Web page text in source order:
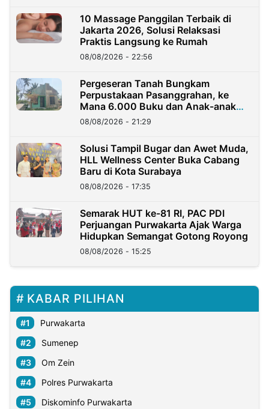
10 Massage Panggilan Terbaik di
Jakarta 2026, Solusi Relaksasi
Praktis Langsung ke Rumah
08/08/2026 - 22:56
Pergeseran Tanah Bungkam
Perpustakaan Pasanggrahan, ke
Mana 6.000 Buku dan Anak-anak
Kini?
08/08/2026 - 21:29
Solusi Tampil Bugar dan Awet Muda,
HLL Wellness Center Buka Cabang
Baru di Kota Surabaya
08/08/2026 - 17:35
Semarak HUT ke-81 RI, PAC PDI
Perjuangan Purwakarta Ajak Warga
Hidupkan Semangat Gotong Royong
08/08/2026 - 15:25
KABAR PILIHAN
Purwakarta
Sumenep
Om Zein
Polres Purwakarta
Diskominfo Purwakarta